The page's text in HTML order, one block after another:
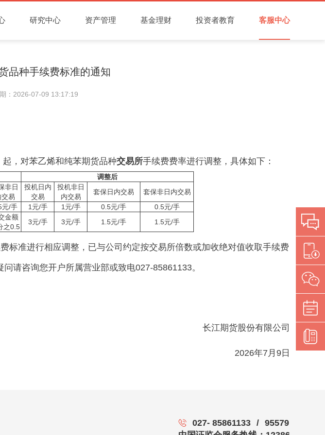
研究中心 资产管理 基金理财 投资者教育 客服中心
品种手续费标准的通知
：2026-07-09 13:17:19
，对苯乙烯和纯苯期货品种交易所手续费费率进行调整，具体如下：
调整后
非日
交易
投机日内
交易
投机非日
内交易
套保日内交易
套保非日内交易
元/手 1元/手 1元/手 0.5元/手
0.5元/手
金额
之0.5
3元/手 3元/手 1.5元/手 1.5元/手
标准进行相应调整，已与公司约定按交易所倍数或加收绝对值收取手续费
请咨询您开户所属营业部或致电027-85861133。
长江期货股份有限公司
2026年7月9日
027- 85861133 / 95579